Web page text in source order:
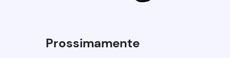
Prossimamente